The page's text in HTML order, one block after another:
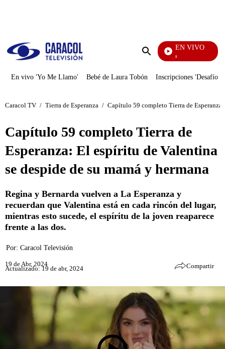
Enviar
EN VIVO
Diario De Diana
En vivo 'Yo Me Llamo' Bebé de Laura Tobón Inscripciones 'Desafío'
Caracol TV / Tierra de Esperanza / Capítulo 59 completo Tierra de
Capítulo 59 completo Tierra de
Esperanza: El espíritu de Valentina
se despide de su mamá y hermana
Regina y Bernarda vuelven a La Esperanza y
recuerdan que Valentina está en cada rincón del lugar,
mientras esto sucede, el espíritu de la joven reaparece
frente a las dos.
Por: Caracol Televisión
19 de Abr, 2024
Actualizado: 19 de abr, 2024 Compartir